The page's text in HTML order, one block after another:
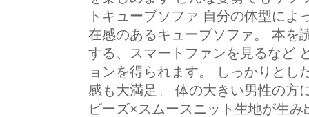
トキューブソファ 自分の体型に
在感のあるキューブソファ。 本を
する、スマートファンを見るなど
ョンを得られます。 しっかりとし
感も大満足。 体の大きい男性の方
ビーズ×スムースニット生地が生